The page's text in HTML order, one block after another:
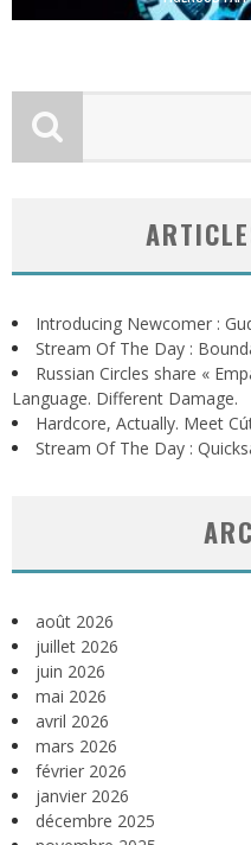
Introducing Newcomer :
Stream Of The Day :
Russian Circles share «
Language. Different Damage.
Hardcore, Actually. Meet
Stream Of The Day :
août 2026
juillet 2026
juin 2026
mai 2026
avril 2026
mars 2026
février 2026
janvier 2026
décembre 2025